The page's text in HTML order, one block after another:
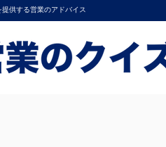
供する営業のアドバイス